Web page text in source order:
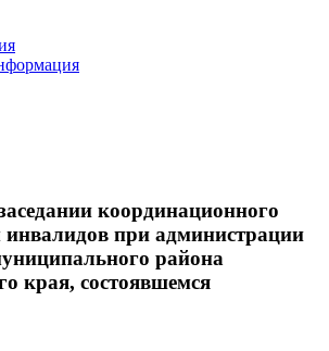
координационного
инвалидов при администрации
района
края, состоявшемся